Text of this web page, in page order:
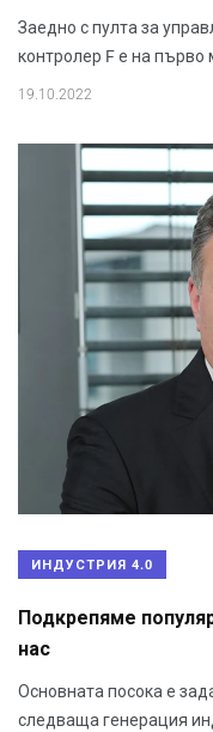
Заедно с пулта за
контролер F е на първо
19.10.2022
ИНДУСТРИЯ 4.0
Подкрепяме
нас
Основната посока е
следваща генерация